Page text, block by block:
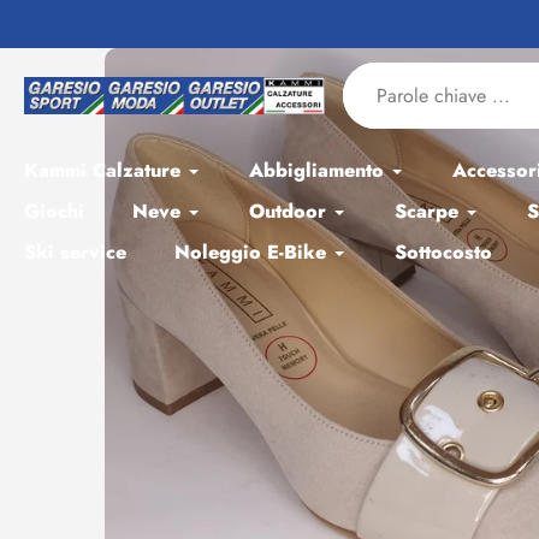
al
contenuto
Kammi Calzature Abbigliamento
Neve Outdoor Scarpe
Ski service
Noleggio E-Bike Sottocosto